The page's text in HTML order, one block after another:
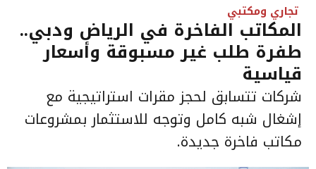
تجاري ومكتبي
المكاتب الفاخرة في الرياض ودبي..
طفرة طلب غير مسبوقة وأسعار
قياسية
شركات تتسابق لحجز مقرات استراتيجية مع
إشغال شبه كامل وتوجه للاستثمار بمشروعات
مكاتب فاخرة جديدة.